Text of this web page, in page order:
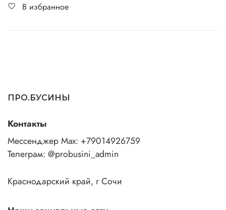
В избранное
ПРО.БУСИНЫ
Контакты
Мессенджер Max: +79014926759
Телеграм: @probusini_admin
Краснодарский край, г Сочи